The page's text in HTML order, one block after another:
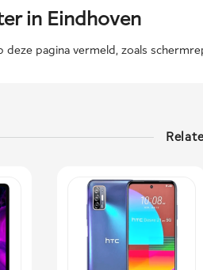
in Eindhoven
pagina vermeld, zoals